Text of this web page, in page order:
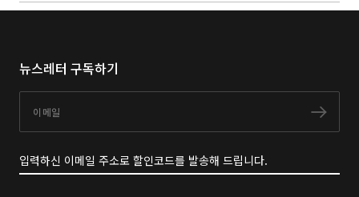
뉴스레터 구독하기
구독
입력하신 이메일 주소로 할인코드를 발송해 드립니다.